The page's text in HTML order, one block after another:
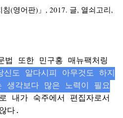
침(영어판)」, 2017. 글, 열쇠고리,
법 또한 민구홍 매뉴팩처링
신도 알다시피 아무것도 하지
생각보다 많은 노력이 필요
내가 숙주에서 편집자로서
다.